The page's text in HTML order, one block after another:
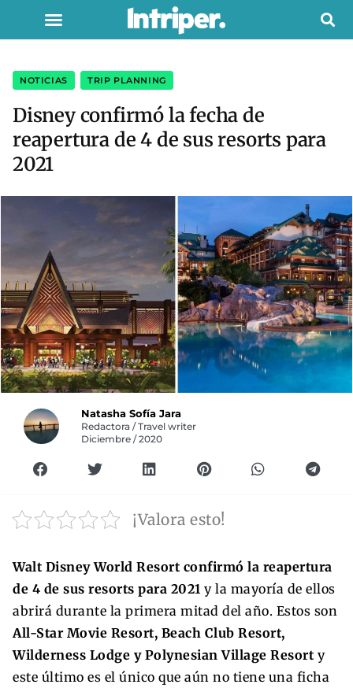
NOTICIAS TRIP PLANNING
Disney confirmó la fecha de
reapertura de 4 de sus resorts para
2021
Natasha Sofía Jara
Redactora / Travel writer
Diciembre / 2020
¡Valora esto!
Walt Disney World Resort confirmó la reapertura
de 4 de sus resorts para 2021 y la mayoría de ellos
abrirá durante la primera mitad del año. Estos son
All-Star Movie Resort, Beach Club Resort,
Wilderness Lodge y Polynesian Village Resort y
este último es el único que aún no tiene una ficha